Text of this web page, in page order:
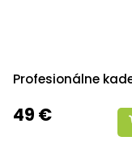
Profesionálne
49 €